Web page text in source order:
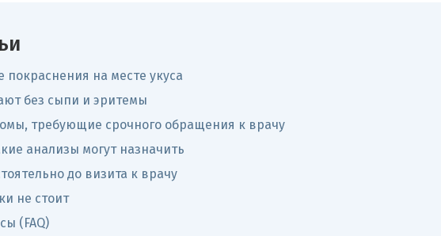
покраснения на месте укуса
без сыпи и эритемы
требующие срочного обращения к врачу
анализы могут назначить
до визита к врачу
не стоит
(FAQ)